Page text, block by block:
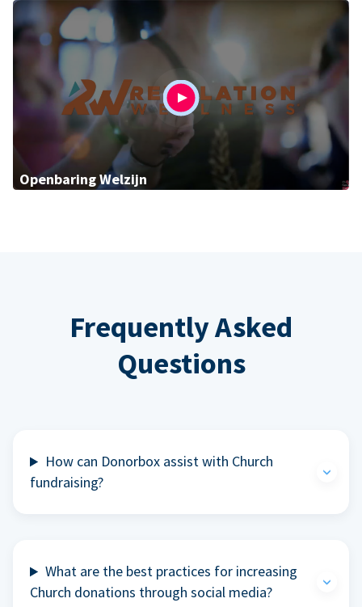
Openbaring Welzijn
Frequently Asked
Questions
How can Donorbox assist with Church
fundraising?
What are the best practices for increasing
Church donations through social media?